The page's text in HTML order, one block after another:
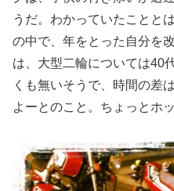
うだ。わかっていたことと
の中で、年をとった自分を
は、大型二輪については40
くも無いそうで、時間の差
よーとのこと。ちょっとホッ